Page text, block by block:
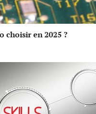
choisir en 2025 ?